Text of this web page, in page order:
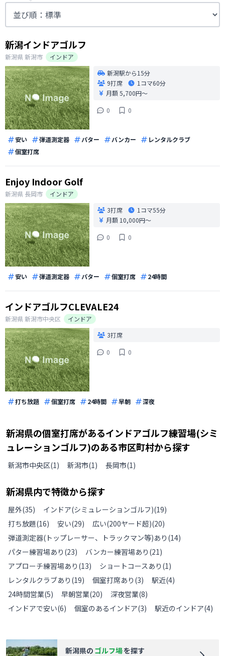
新潟インドアゴルフ
新潟県新潟市
インドア
新潟駅から15分
9打席
1コマ60分
月額 5,700円〜
0
0
安い 弾道測定器 パター バンカー
レンタルクラブ
個室打席
Enjoy Indoor Golf
新潟県 長岡市
インドア
3打席
1コマ55分
月額 10,000円〜
0
0
安い 弾道測定器 パター 個室打席 24時間
インドアゴルフCLEVALE24
新潟県新潟市中央区
インドア
3打席
0
0
打ち放題 個室打席 24時間 早朝 深夜
新潟県の個室打席があるインドアゴルフ練習場(シミ
ュレーションゴルフ)のある市区町村から探す
新潟市中央区(1) 新潟市(1) 長岡市(1)
新潟県内で特徴から探す
屋外(35) インドア(シミュレーションゴルフ)(19)
打ち放題(16) 安い(29) 広い(200ヤード超)(20)
弾道測定器(トップレーサー、トラックマン等)あり (14)
パター練習場あり (23) バンカー練習場あり (21)
アプローチ練習場あり (13) ショートコースあり (1)
レンタルクラブあり (19) 個室打席あり (3) 駅近(4)
24時間営業(5) 早朝営業(20) 深夜営業(8)
インドアで安い(6) 個室のあるインドア(3) 駅近のインドア(4)
新潟県の ゴルフ場を探す